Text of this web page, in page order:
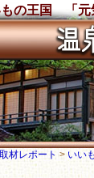
もの王国 「
取材レポート> いい